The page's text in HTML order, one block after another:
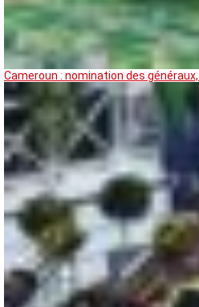
Cameroun : nomination des